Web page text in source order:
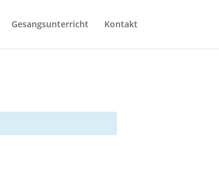
Gesangsunterricht Kontakt